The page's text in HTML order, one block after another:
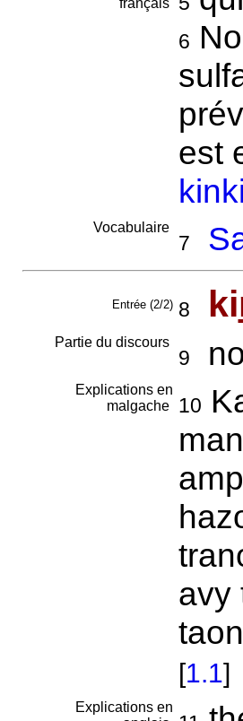
français
6
est
Vocabulaire
7
Entrée (2/2) 8 ki
Partie du discours
9
Explications en
malgache
10
avy
[1.1]
Explications en